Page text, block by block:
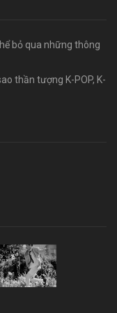
bỏ qua những thông
thần tượng K-POP, K-